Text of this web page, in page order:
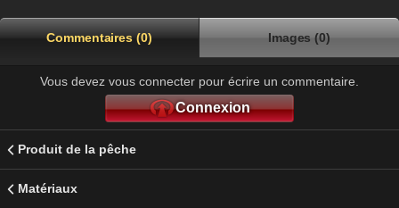
Commentaires (0) Images (0)
Vous devez vous connecter pour écrire un commentaire.
Connexion
Produit de la pêche
Matériaux